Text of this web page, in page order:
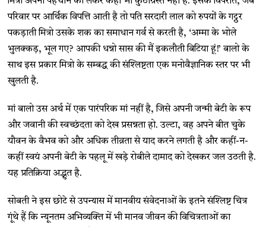
परिवार पर आर्थिक विपत्ति आती है तो पति सरदारी लाल को रुपयों के गट्ठर
पकड़ाती मित्रो उसके शक का समाधान गर्व से करती है, ‘अम्मा के भोले
भुलक्कड़, भूल गए? आपकी धन्नो सास की मैं इकलौती बिटिया हूं!’ बालो के
साथ इस प्रकार मित्रो के सम्बद्ध की संश्लिष्टता एक मनोवैज्ञानिक स्तर पर भी
खुलती है.
मां बालो उस अर्थ में एक पारंपरिक मां नहीं है, जिसे अपनी जन्मी बेटी के रूप
और जवानी की स्वच्छंदता को देख प्रसन्नता हो. उल्टा, वह अपने बीत चुके
यौवन के वैभव को और अधिक तीव्रता से याद करने लगती है और कहीं-न-
कहीं स्वयं अपनी बेटी के पहलू में खड़े रोबीले दामाद को देखकर जल उठती है.
यह प्रतिक्रिया अद्भुत है.
सोबती ने इस छोटे से उपन्यास में मानवीय संवेदनाओं के इतने संश्लिष्ट चित्र
गूंथे हैं कि न्यूनतम अभिव्यक्ति में भी मानव जीवन की विचित्रताओं का